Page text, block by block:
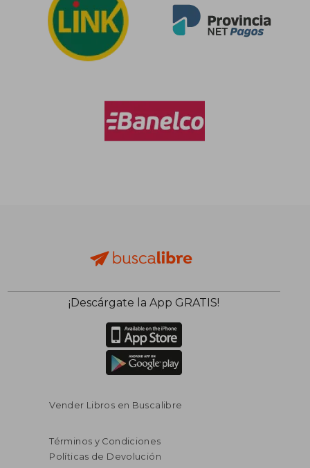
$ 52.601
¡Descárgate la App GRATIS!
Vender Libros en Buscalibre
Términos y Condiciones
Políticas de Devolución